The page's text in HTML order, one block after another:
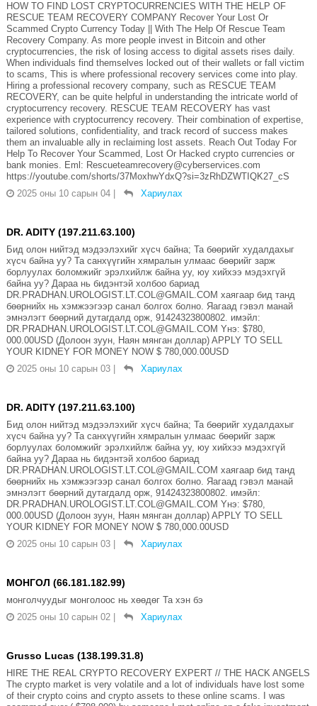
HOW TO FIND LOST CRYPTOCURRENCIES WITH THE HELP OF
RESCUE TEAM RECOVERY COMPANY Recover Your Lost Or
Scammed Crypto Currency Today || With The Help Of Rescue Team
Recovery Company. As more people invest in Bitcoin and other
cryptocurrencies, the risk of losing access to digital assets rises daily.
When individuals find themselves locked out of their wallets or fall victim
to scams, This is where professional recovery services come into play.
Hiring a professional recovery company, such as RESCUE TEAM
RECOVERY, can be quite helpful in understanding the intricate world of
cryptocurrency recovery. RESCUE TEAM RECOVERY has vast
experience with cryptocurrency recovery. Their combination of expertise,
tailored solutions, confidentiality, and track record of success makes
them an invaluable ally in reclaiming lost assets. Reach Out Today For
Help To Recover Your Scammed, Lost Or Hacked crypto currencies or
bank monies. Eml: Rescueteamrecovery@cyberservices.com
https://youtube.com/shorts/37MoxhwYdxQ?si=3zRhDZWTIQK27_cS
2025 оны 10 сарын 04
Хариулах
DR. ADITY (197.211.63.100)
Бид олон нийтэд мэдээлэхийг хүсч байна; Та бөөрийг худалдахыг
хүсч байна уу? Та санхүүгийн хямралын улмаас бөөрийг зарж
борлуулах боломжийг эрэлхийлж байна уу, юу хийхээ мэдэхгүй
байна уу? Дараа нь бидэнтэй холбоо бариад
DR.PRADHAN.UROLOGIST.LT.COL@GMAIL.COM хаягаар бид танд
бөөрнийх нь хэмжээгээр санал болгох болно. Яагаад гэвэл манай
эмнэлэгт бөөрний дутагдалд орж, 91424323800802. имэйл:
DR.PRADHAN.UROLOGIST.LT.COL@GMAIL.COM Yнэ: $780,
000.00USD (Долоон зуун, Наян мянган доллар) APPLY TO SELL
YOUR KIDNEY FOR MONEY NOW $ 780,000.00USD
2025 оны 10 сарын 03
Хариулах
DR. ADITY (197.211.63.100)
Бид олон нийтэд мэдээлэхийг хүсч байна; Та бөөрийг худалдахыг
хүсч байна уу? Та санхүүгийн хямралын улмаас бөөрийг зарж
борлуулах боломжийг эрэлхийлж байна уу, юу хийхээ мэдэхгүй
байна уу? Дараа нь бидэнтэй холбоо бариад
DR.PRADHAN.UROLOGIST.LT.COL@GMAIL.COM хаягаар бид танд
бөөрнийх нь хэмжээгээр санал болгох болно. Яагаад гэвэл манай
эмнэлэгт бөөрний дутагдалд орж, 91424323800802. имэйл:
DR.PRADHAN.UROLOGIST.LT.COL@GMAIL.COM Yнэ: $780,
000.00USD (Долоон зуун, Наян мянган доллар) APPLY TO SELL
YOUR KIDNEY FOR MONEY NOW $ 780,000.00USD
2025 оны 10 сарын 03
Хариулах
МОНГОЛ (66.181.182.99)
монголчуудыг монголоос нь хөөдөг Та хэн бэ
2025 оны 10 сарын 02
Хариулах
Grusso Lucas (138.199.31.8)
HIRE THE REAL CRYPTO RECOVERY EXPERT // THE HACK ANGELS
The crypto market is very volatile and a lot of individuals have lost some
of their crypto coins and crypto assets to these online scams. I was